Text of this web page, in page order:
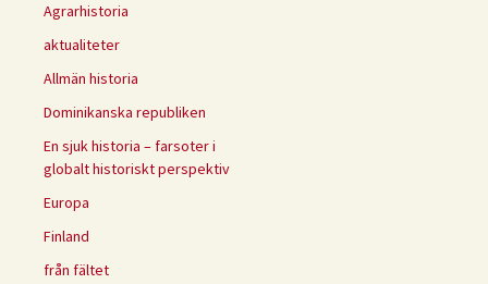
Agrarhistoria
aktualiteter
Allmän historia
Dominikanska republiken
En sjuk historia – farsoter i
globalt historiskt perspektiv
Europa
Finland
från fältet